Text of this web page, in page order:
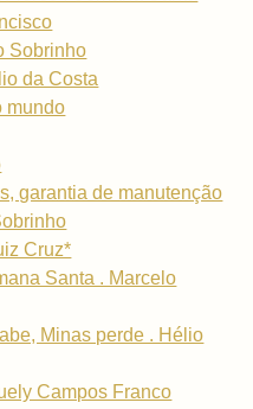
Sobrinho
da Costa
mundo
garantia de manutenção
Cruz*
Santa . Marcelo
Minas perde . Hélio
Campos Franco